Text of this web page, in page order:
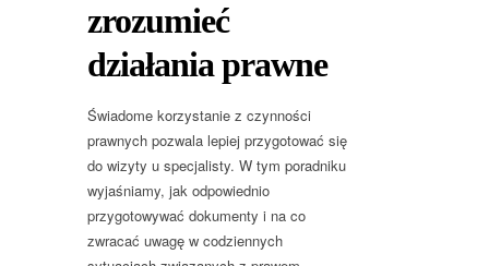
zrozumieć
działania prawne
Świadome korzystanie z czynności
prawnych pozwala lepiej przygotować się
do wizyty u specjalisty. W tym poradniku
wyjaśniamy, jak odpowiednio
przygotowywać dokumenty i na co
zwracać uwagę w codziennych